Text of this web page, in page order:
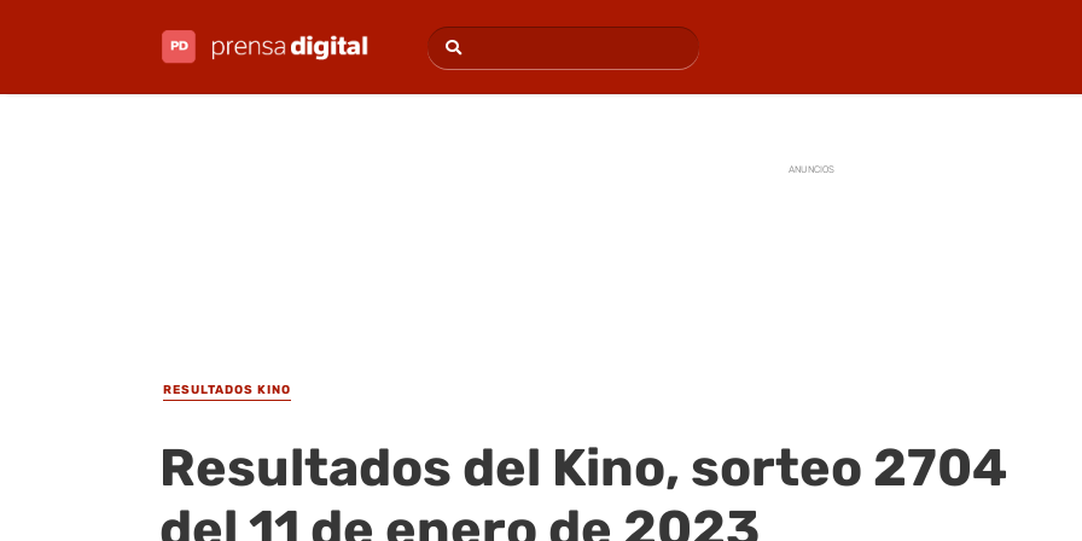
ANUNCIOS
RESULTADOS KINO
Resultados del Kino, sorteo 2704